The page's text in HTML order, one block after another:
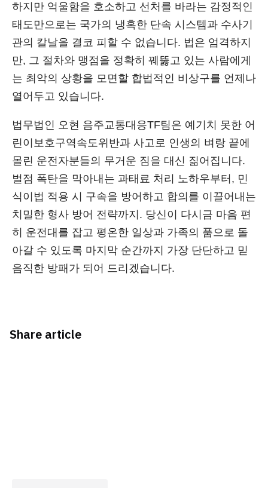
하지만 억울함을 호소하고 선처를 바라는 감정적인
태도만으로는 국가의 냉혹한 단속 시스템과 수사기
관의 칼날을 결코 피할 수 없습니다. 법은 엄격하지
만, 그 절차와 맹점을 정확히 꿰뚫고 있는 사람에게
는 최악의 상황을 모면할 합법적인 비상구를 언제나
열어두고 있습니다.
법무법인 오현 음주교통대응TF팀은 예기치 못한 어
린이보호구역속도위반과 사고로 인생의 벼랑 끝에
몰린 운전자분들의 무거운 짐을 대신 짊어집니다.
벌점 폭탄을 막아내는 과태료 처리 노하우부터, 민
식이법 적용 시 구속을 방어하고 합의를 이끌어내는
치밀한 형사 방어 전략까지. 당신이 다시금 마음 편
히 운전대를 잡고 평온한 일상과 가족의 품으로 돌
아갈 수 있도록 마지막 순간까지 가장 단단하고 믿
음직한 방패가 되어 드리겠습니다.
Share article